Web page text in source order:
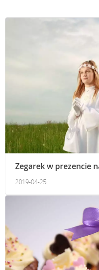
Zegarek w prezencie
2019-04-25